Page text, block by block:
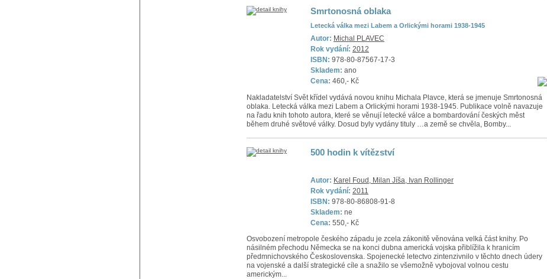
Smrtonosná oblaka
Letecká válka mezi Labem a Orlickými horami 1938-1945
Autor: Michal PLAVEC
Rok vydání: 2012
ISBN: 978-80-87567-17-3
Skladem: ano
Cena: 460,- Kč
Nakladatelství Svět křídel vydává novou knihu Michala Plavce, která se jmenuje Smrtonosná
oblaka. Letecká válka mezi Labem a Orlickými horami 1938-1945. Publikace volně navazuje
na řadu knih tohoto autora, které se věnují letecké válce a bombardování českých měst
během druhé světové války. Dosud byly vydány tituly …a země se chvěla, Bomby...
500 hodin k vítězství
Autor: Karel Foud, Milan Jíša, Ivan Rollinger
Rok vydání: 2011
ISBN: 978-80-86808-91-8
Skladem: ne
Cena: 550,- Kč
Osvobození metropole českého západu je zcela zákonitě věnována velká část knihy. Po
násilném přechodu Německa se na konci dubna americká vojska přiblížila k hranicím
předmnichovského Československa. Spojenecké letectvo zintenzivnilo v těchto dnech údery
na vojenské a další strategické cíle a snažilo se všemožně vybojoval volnou cestu
americkým...